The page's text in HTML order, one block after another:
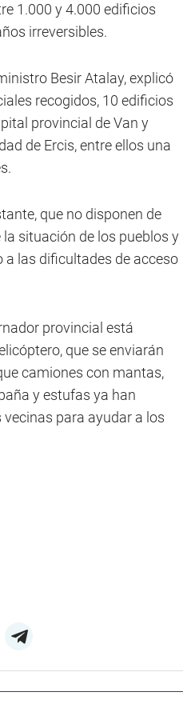
1.000 y 4.000 edificios
irreversibles.
Besir Atalay, explicó
recogidos, 10 edificios
provincial de Van y
de Ercis, entre ellos una
que no disponen de
situación de los pueblos y
a las dificultades de acceso
provincial está
que se enviarán
camiones con mantas,
y estufas ya han
para ayudar a los